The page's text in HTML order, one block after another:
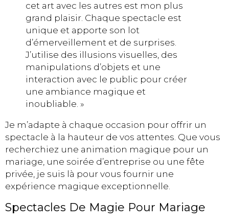
cet art avec les autres est mon plus
grand plaisir. Chaque spectacle est
unique et apporte son lot
d’émerveillement et de surprises.
J’utilise des illusions visuelles, des
manipulations d’objets et une
interaction avec le public pour créer
une ambiance magique et
inoubliable. »
Je m’adapte à chaque occasion pour offrir un
spectacle à la hauteur de vos attentes. Que vous
recherchiez une animation magique pour un
mariage, une soirée d’entreprise ou une fête
privée, je suis là pour vous fournir une
expérience magique exceptionnelle.
Spectacles De Magie Pour Mariage